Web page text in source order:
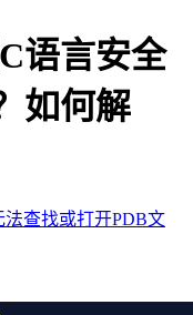
语言安全
如何解
法查找或打开PDB文